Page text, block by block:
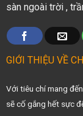
sàn ngoài trời,
GIỚI THIỆU VỀ
Với tiêu chí mang
sẽ cố gắng hết sực